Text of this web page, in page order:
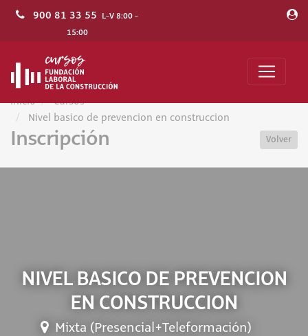
900 81 33 55 L-V 8:00 -
15:00
Inicio
Cursos
Nivel basico de prevencion en construccion
Inscripción Volver
NIVEL BASICO DE PREVENCION
EN CONSTRUCCION
Mixta (Presencial+Teleformación)